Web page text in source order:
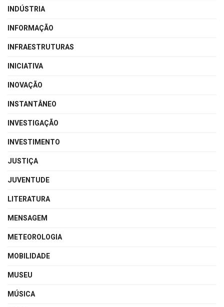
INDÚSTRIA
INFORMAÇÃO
INFRAESTRUTURAS
INICIATIVA
INOVAÇÃO
INSTANTÂNEO
INVESTIGAÇÃO
INVESTIMENTO
JUSTIÇA
JUVENTUDE
LITERATURA
MENSAGEM
METEOROLOGIA
MOBILIDADE
MUSEU
MÚSICA